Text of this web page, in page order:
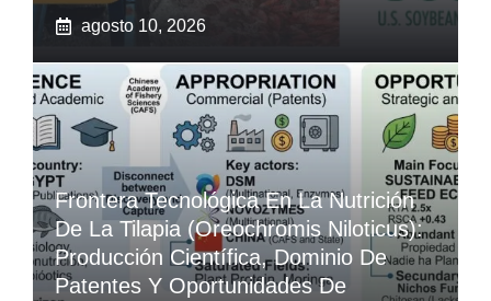
agosto 10, 2026
Frontera Tecnológica En La Nutrición
De La Tilapia (Oreochromis Niloticus):
Producción Científica, Dominio De
Patentes Y Oportunidades De